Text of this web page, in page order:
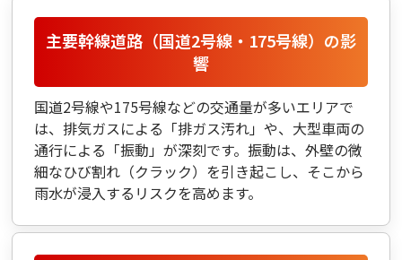
主要幹線道路（国道2号線・175号線）の影
響
国道2号線や175号線などの交通量が多いエリアで
は、排気ガスによる「排ガス汚れ」や、大型車両の
通行による「振動」が深刻です。振動は、外壁の微
細なひび割れ（クラック）を引き起こし、そこから
雨水が浸入するリスクを高めます。